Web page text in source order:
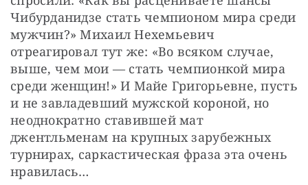
Чибурданидзе стать чемпионом мира среди
мужчин?» Михаил Нехемьевич
отреагировал тут же: «Во всяком случае,
выше, чем мои — стать чемпионкой мира
среди женщин!» И Майе Григорьевне, пусть
и не завладевший мужской короной, но
неоднократно ставившей мат
джентльменам на крупных зарубежных
турнирах, саркастическая фраза эта очень
нравилась…